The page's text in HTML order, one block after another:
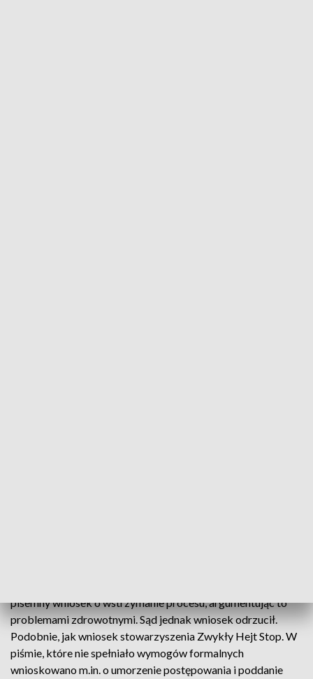
pisemny wniosek o wstrzymanie procesu, argumentując to
problemami zdrowotnymi. Sąd jednak wniosek odrzucił.
Podobnie, jak wniosek stowarzyszenia Zwykły Hejt Stop. W
piśmie, które nie spełniało wymogów formalnych
wnioskowano m.in. o umorzenie postępowania i poddanie